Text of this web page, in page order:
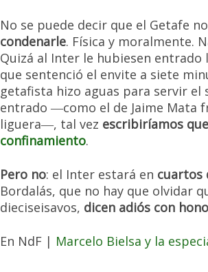
No se puede decir que el Getafe
condenarle. Física y moralmente.
Quizá al Inter le hubiesen entrado
que sentenció el envite a siete
getafista hizo aguas para servir el
entrado ―como el de Jaime Mata
liguera―, tal vez escribiríamos
confinamiento.
Pero no: el Inter estará en cuartos
Bordalás, que no hay que olvidar
dieciseisavos, dicen adiós con
En NdF | Marcelo Bielsa y la